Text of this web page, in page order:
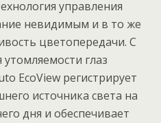
управления
невидимым и в то же
цветопередачи. С
глаз
EcoView регистрирует
источника света на
дня и обеспечивает